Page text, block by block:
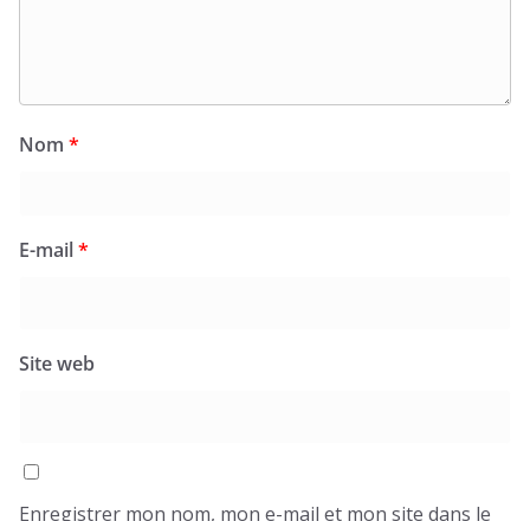
Nom *
E-mail*
Site web
Enregistrer mon nom, mon e-mail et mon site dans le